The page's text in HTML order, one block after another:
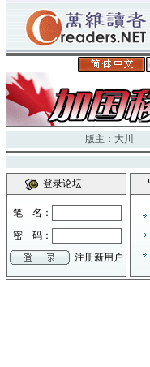
版主： 大川
登录论坛
笔 名：
密 码：
注册新用户